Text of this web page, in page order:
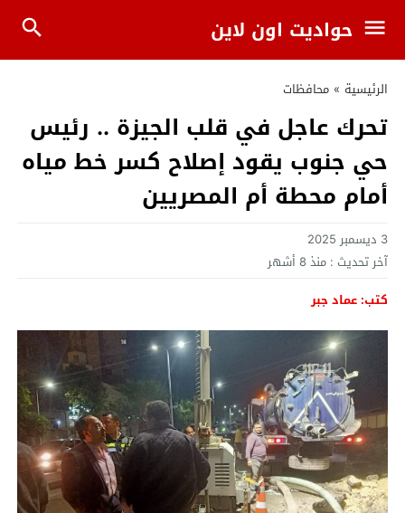
حواديت اون لاين
الرئيسية » محافظات
تحرك عاجل في قلب الجيزة .. رئيس
حي جنوب يقود إصلاح كسر خط مياه
أمام محطة أم المصريين
3 ديسمبر 2025
آخر تحديث : منذ 8 أشهر
كتب: عماد جبر